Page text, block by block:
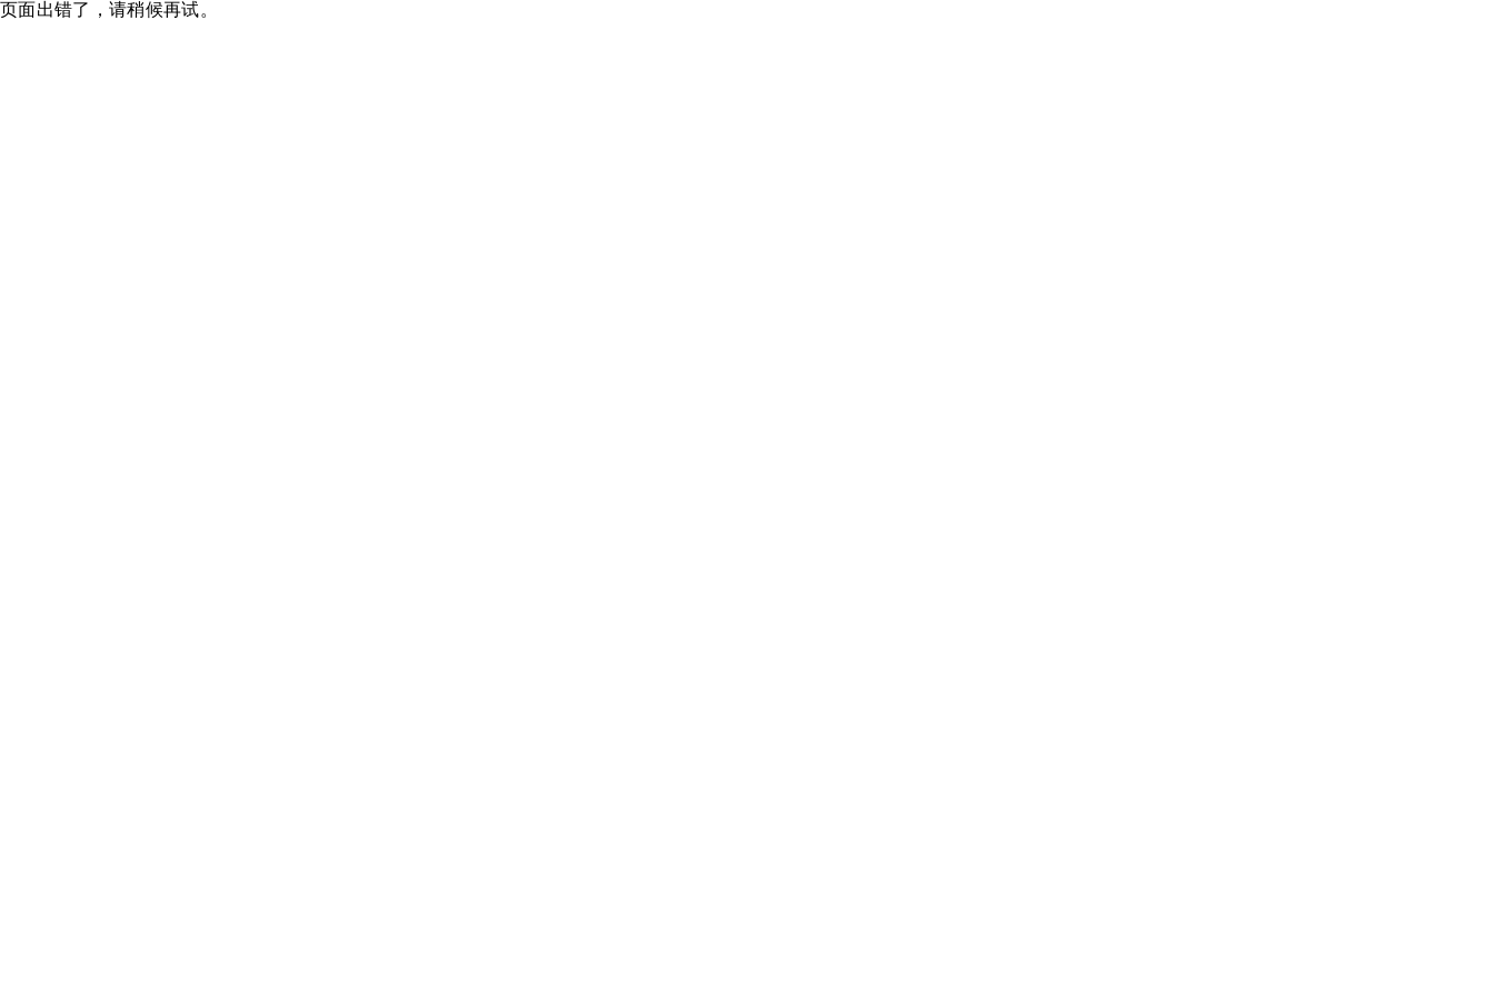
页面出错了，请稍候再试。